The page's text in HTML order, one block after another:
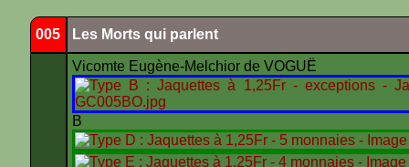
005 Les Morts qui parlent
Vicomte Eugène-Melchior de VOGUË
B